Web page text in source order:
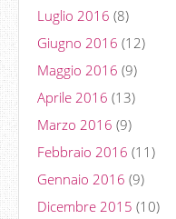
Luglio 2016 (8)
Giugno 2016 (12)
Maggio 2016 (9)
Aprile 2016 (13)
Marzo 2016 (9)
Febbraio 2016 (11)
Gennaio 2016 (9)
Dicembre 2015 (10)